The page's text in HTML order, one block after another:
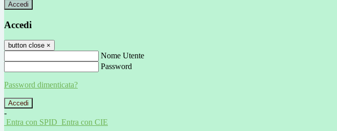
Accedi
Accedi
button close ×
Nome Utente
Password
Password dimenticata?
-
Entra con SPID Entra con CIE